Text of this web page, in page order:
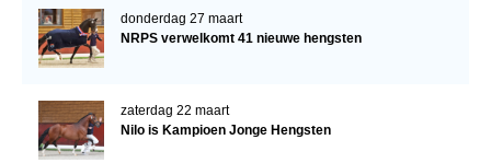
donderdag 27 maart
NRPS verwelkomt 41 nieuwe hengsten
zaterdag 22 maart
Nilo is Kampioen Jonge Hengsten